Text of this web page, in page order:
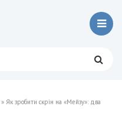
» Як зробити скрін на «Мейзу»: два